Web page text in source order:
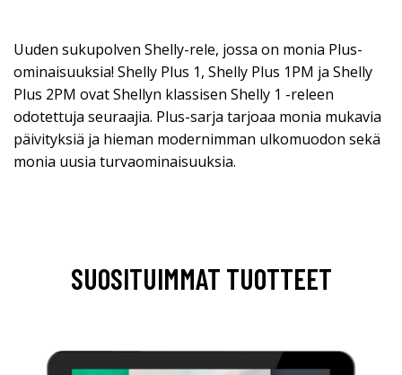
Uuden sukupolven Shelly-rele, jossa on monia Plus-
ominaisuuksia! Shelly Plus 1, Shelly Plus 1PM ja Shelly
Plus 2PM ovat Shellyn klassisen Shelly 1 -releen
odotettuja seuraajia. Plus-sarja tarjoaa monia mukavia
päivityksiä ja hieman modernimman ulkomuodon sekä
monia uusia turvaominaisuuksia.
SUOSITUIMMAT TUOTTEET